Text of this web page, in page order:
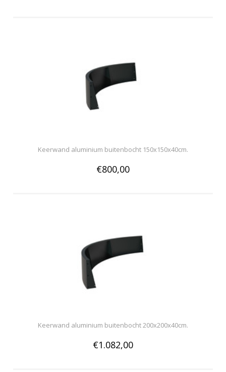
Keerwand aluminium buitenbocht 150x150x40cm.
€800,00
Keerwand aluminium buitenbocht 200x200x40cm.
€1.082,00